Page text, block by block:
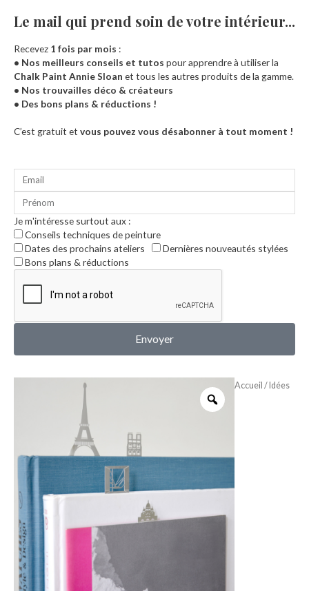
Accueil
Accueil / Idées
Le mail qui prend soin de votre intérieur...​
Recevez 1 fois par mois :
• Nos meilleurs conseils et tutos pour apprendre à utiliser la
Chalk Paint Annie Sloan et tous les autres produits de la gamme.
• Nos trouvailles déco & créateurs
• Des bons plans & réductions !
C’est gratuit et vous pouvez vous désabonner à tout moment !
Je m'intéresse surtout aux :
Conseils techniques de peinture
Dates des prochains ateliers
Dernières nouveautés stylées
Bons plans & réductions
Envoyer